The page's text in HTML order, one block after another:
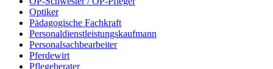
Optiker
Pädagogische Fachkraft
Personaldienstleistungskaufmann
Personalsachbearbeiter
Pferdewirt
Pflegeberater